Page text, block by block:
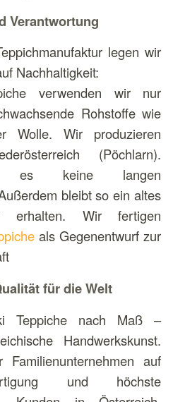
Verantwortung
legen wir
Nachhaltigkeit:
verwenden wir nur
Rohstoffe wie
Wolle. Wir produzieren
(Pöchlarn).
es keine langen
bleibt so ein altes
erhalten. Wir fertigen
als Gegenentwurf zur
für die Welt
Teppiche nach Maß –
Handwerkskunst.
auf
und höchste